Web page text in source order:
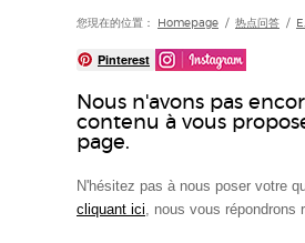
您現在的位置： Homepage / 热点问答 /
Pinterest
Nous n'avons pas
contenu à vous
page.
N'hésitez pas à nous poser votre
cliquant ici, nous vous répondrons